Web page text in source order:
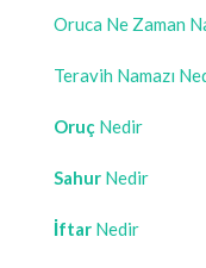
Oruca Ne Zaman
Teravih Namazı
Oruç Nedir
Sahur Nedir
İftar Nedir